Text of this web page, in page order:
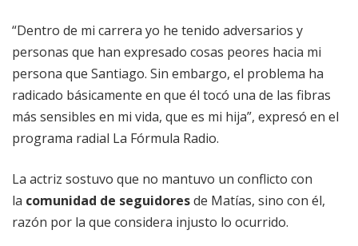
“Dentro de mi carrera yo he tenido adversarios y
personas que han expresado cosas peores hacia mi
persona que Santiago. Sin embargo, el problema ha
radicado básicamente en que él tocó una de las fibras
más sensibles en mi vida, que es mi hija”, expresó en el
programa radial La Fórmula Radio.
La actriz sostuvo que no mantuvo un conflicto con
la comunidad de seguidoresde Matías, sino con él,
razón por la que considera injusto lo ocurrido.